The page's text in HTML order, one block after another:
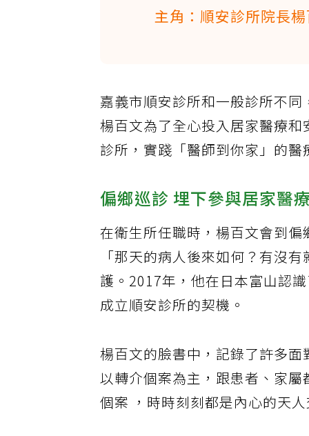
主角：順安診所院長
嘉義市順安診所和一般診所不
楊百文為了全心投入居家醫療
診所，實踐「醫師到你家」的
偏鄉巡診 埋下參與居家醫
在衛生所任職時，楊百文會到
「那天的病人後來如何？有沒
護。2017年，他在日本富山認
成立順安診所的契機。
楊百文的臉書中，記錄了許多
以轉介個案為主，跟患者、家
個案 ，時時刻刻都是內心的天